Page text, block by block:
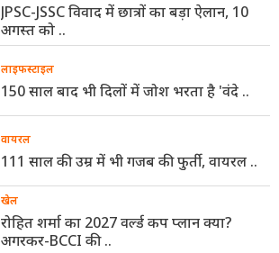
JPSC-JSSC विवाद में छात्रों का बड़ा ऐलान, 10
अगस्त को ..
लाइफस्टाइल
150 साल बाद भी दिलों में जोश भरता है 'वंदे ..
वायरल
111 साल की उम्र में भी गजब की फुर्ती, वायरल ..
खेल
रोहित शर्मा का 2027 वर्ल्ड कप प्लान क्या?
अगरकर-BCCI की ..